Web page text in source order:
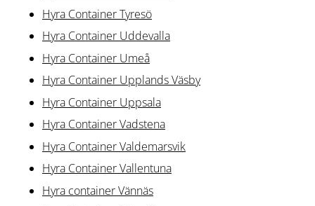
Hyra Container Tyresö
Hyra Container Uddevalla
Hyra Container Umeå
Hyra Container Upplands Väsby
Hyra Container Uppsala
Hyra Container Vadstena
Hyra Container Valdemarsvik
Hyra Container Vallentuna
Hyra container Vännäs